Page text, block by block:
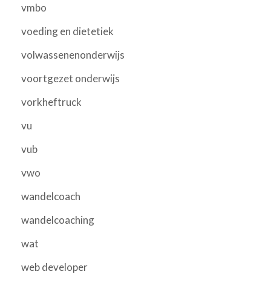
vmbo
voeding en dietetiek
volwassenenonderwijs
voortgezet onderwijs
vorkheftruck
vu
vub
vwo
wandelcoach
wandelcoaching
wat
web developer